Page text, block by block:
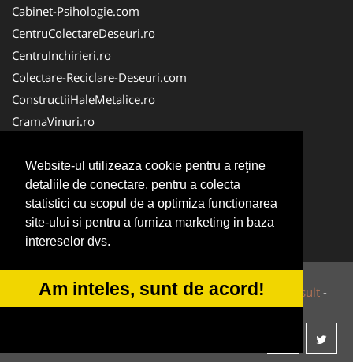
Website-ul utilizeaza cookie pentru a reţine
detaliile de conectare, pentru a colecta
statistici cu scopul de a optimiza functionarea
site-ului si pentru a furniza marketing in baza
intereselor dvs.
Am inteles, sunt de acord!
Cabinet-Psihologie.com
CentruColectareDeseuri.ro
CentruInchirieri.ro
Colectare-Reciclare-Deseuri.com
ConstructiiHaleMetalice.ro
CramaVinuri.ro
ColectareDeseuriMedicale.com
Cabinet Privat
Cabinet-Individual.ro
CuratenieSpatiiComerciale.ro
© 2014-2026 Powered byVilonMedia&Tokaido Consult -
ANPC SOL